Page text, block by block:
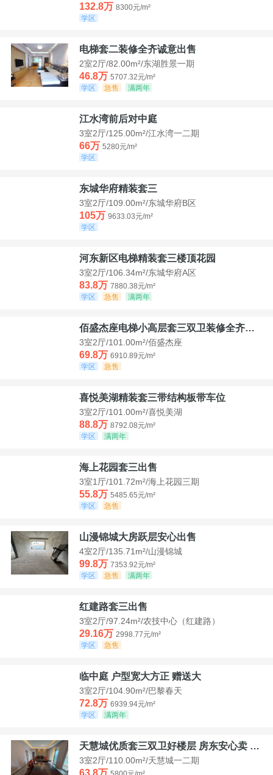
132.8万 8300元/m²
学区
电梯套二装修全齐诚意出售
2室2厅/82.00m²/东湖胜景一期
46.8万 5707.32元/m²
学区
急售 满两年
江水湾前后对中庭
3室2厅/125.00m²/江水湾一二期
66万 5280元/m²
学区
东城华府精装套三
3室2厅/109.00m²/东城华府B区
105万 9633.03元/m²
学区
河东新区电梯精装套三楼顶花园
3室2厅/106.34m²/东城华府A区
83.8万 7880.38元/m²
学区
急售 满两年
佰盛杰座电梯小高层套三双卫装修全齐诚意出售
3室2厅/101.00m²/佰盛杰座
69.8万 6910.89元/m²
学区
急售
喜悦美湖精装套三带结构板带车位
3室2厅/101.00m²/喜悦美湖
88.8万 8792.08元/m²
学区
满两年
海上花园套三出售
3室1厅/101.72m²/海上花园三期
55.8万 5485.65元/m²
学区
急售
山漫锦城大房跃层安心出售
4室2厅/135.71m²/山漫锦城
99.8万 7353.92元/m²
学区
急售 满两年
红建路套三出售
3室2厅/97.24m²/农技中心（红建路）
29.16万 2998.77元/m²
学区
急售
临中庭 户型宽大方正 赠送大
3室2厅/104.90m²/巴黎春天
72.8万 6939.94元/m²
学区
满两年
天慧城优质套三双卫好楼层 房东安心卖 价格好谈
3室2厅/110.00m²/天慧城一二期
63.8万